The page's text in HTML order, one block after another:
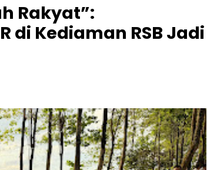
Rakyat”:
di Kediaman RSB Jadi